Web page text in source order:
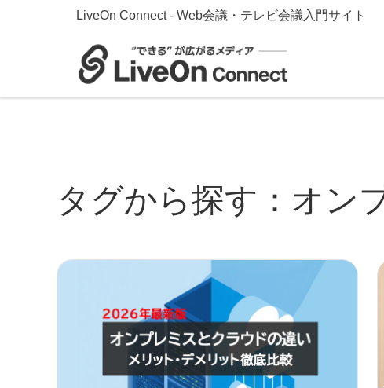
LiveOn Connect - Web会議・テレビ会議入門サイト
タグから探す：オン